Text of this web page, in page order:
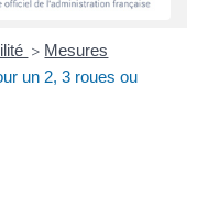
> Mesures
un 2, 3 roues ou